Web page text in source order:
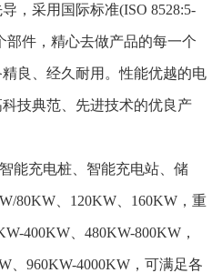
，采用国际标准(ISO 8528:5-
部件，精心去做产品的每一个
良、经久耐用。性能优越的电
技典范、先进技术的优良产
充电桩、智能充电站、储
80KW、120KW、160KW，重
400KW、480KW-800KW，
、960KW-4000KW，可满足各